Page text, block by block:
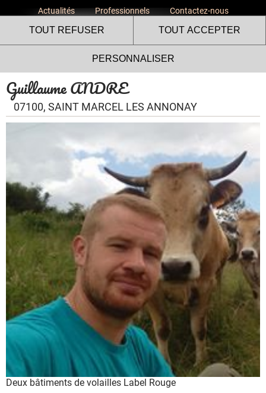
Actualités Professionnels Contactez-nous
Guillaume ANDRE
07100, SAINT MARCEL LES ANNONAY
Deux bâtiments de volailles Label Rouge
Le site internet Volailles
Fermières de l’Ardèche utilise
des cookies !
Nous utilisons des cookies pour nous assurer du bon
fonctionnement de notre site et à des fins analytiques. Vous
pouvez changer d'avis à tout moment en cliquant sur l'icône
présente sur chaque page de notre site. En autorisant ces
services tiers, vous acceptez le dépôt et la lecture de
cookies et l'utilisation de technologies de suivi nécessaires
à leur bon fonctionnement.
Charte de confidentialité
TOUT REFUSER TOUT ACCEPTER
PERSONNALISER